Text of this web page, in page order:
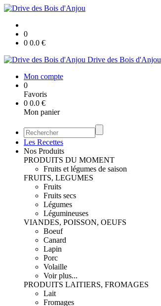
0
0 0.0 €
Drive des Bois d'Anjou
Mon compte
0
Favoris
0 0.0 €
Mon panier
Les Recettes
Nos Produits
PRODUITS DU MOMENT
Fruits et légumes de saison
FRUITS, LEGUMES
Fruits
Fruits secs
Légumes
Légumineuses
VIANDES, POISSON, OEUFS
Boeuf
Canard
Lapin
Porc
Volaille
Voir plus...
PRODUITS LAITIERS, FROMAGES
Lait
Fromages